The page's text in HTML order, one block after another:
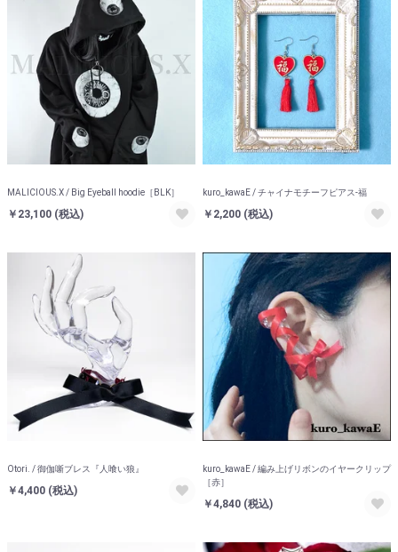
MALICIOUS.X / Big Eyeball hoodie［BLK］
￥23,100 (税込)
kuro_kawaE / チャイナモチーフピアス-福
￥2,200 (税込)
Otori. / 御伽噺ブレス『人喰い狼』
￥4,400 (税込)
kuro_kawaE / 編み上げリボンのイヤークリップ
［赤］
￥4,840 (税込)